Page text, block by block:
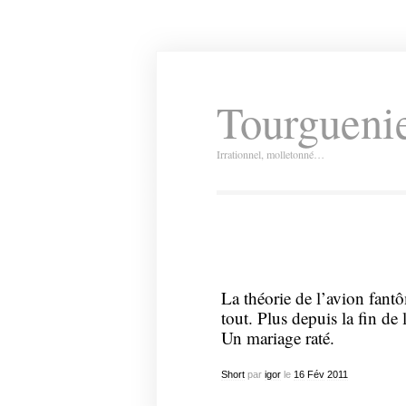
Irrationnel, molletonné…
La théorie de l’avion
tout. Plus depuis la fin de
Un mariage raté.
Shortpar igorle 16 Fév 2011